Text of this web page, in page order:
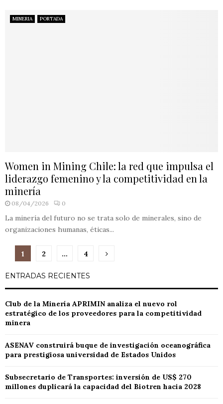
MINERIA PORTADA
Women in Mining Chile: la red que impulsa el
liderazgo femenino y la competitividad en la
minería
08/04/2026 0
La minería del futuro no se trata solo de minerales, sino de
organizaciones humanas, éticas...
Paginación
de
entradas
1 2 … 4
ENTRADAS RECIENTES
Club de la Minería APRIMIN analiza el nuevo rol
estratégico de los proveedores para la competitividad
minera
ASENAV construirá buque de investigación oceanográfica
para prestigiosa universidad de Estados Unidos
Subsecretario de Transportes: inversión de US$ 270
millones duplicará la capacidad del Biotren hacia 2028